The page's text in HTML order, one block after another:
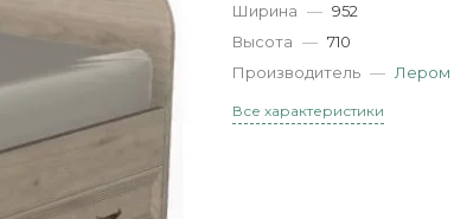
Ширина — 952
Высота — 710
Производитель — Лером
Все характеристики